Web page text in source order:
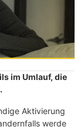
im Umlauf, die
Aktivierung
werde